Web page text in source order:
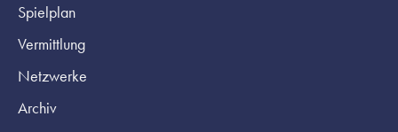
Spielplan
Vermittlung
Netzwerke
Archiv